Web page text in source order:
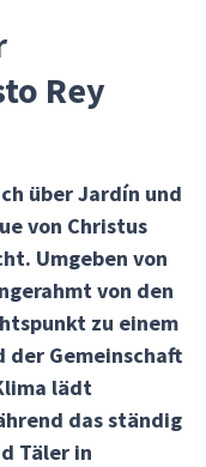
Rey
über Jardín und
von Christus
Umgeben von
von den
zu einem
der Gemeinschaft
lädt
das ständig
Täler in